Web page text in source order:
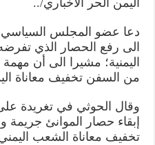
اليمن الحر الاخباري/..
دعا عضو المجلس السياسي
الى رفع الحصار الذي
اليمنية؛ مشيرا الى أن مهمة
من السفن تخفيف معاناة
وقال الحوثي في تغريدة على
إبقاء حصار الموانئ جريمة
تخفيف معاناة الشعب اليمني